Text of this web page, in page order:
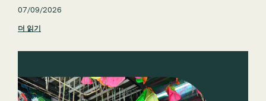
07/09/2026
더 읽기